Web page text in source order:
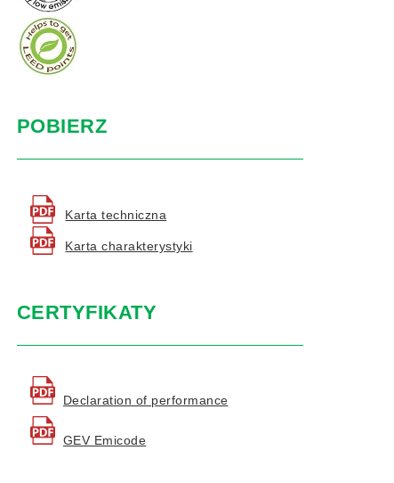
POBIERZ
Karta techniczna
Karta charakterystyki
CERTYFIKATY
Declaration of performance
GEV Emicode